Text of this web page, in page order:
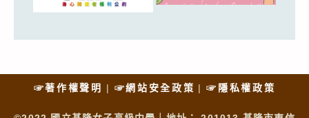
☞著作權聲明 ☞網站安全政策 ☞隱私權政策